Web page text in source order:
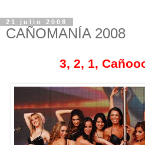
21 julio 2008
CAÑOMANÍA 2008
3, 2, 1,